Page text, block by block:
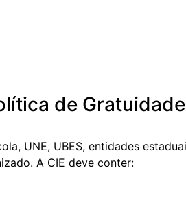
de Gratuidade
UNE, UBES, entidades
A CIE deve conter: